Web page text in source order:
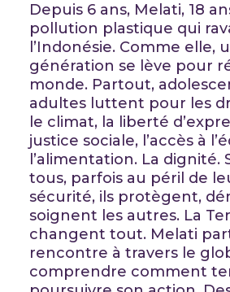
Depuis 6 ans, Melati, 18
pollution plastique qui
l’Indonésie. Comme elle,
génération se lève pour
monde. Partout,
adultes luttent pour les
le climat, la liberté
justice sociale, l’accès à
l’alimentation. La dignité.
tous, parfois au péril de
sécurité, ils protègent,
soignent les autres. La
changent tout. Melati
rencontre à travers le
comprendre comment